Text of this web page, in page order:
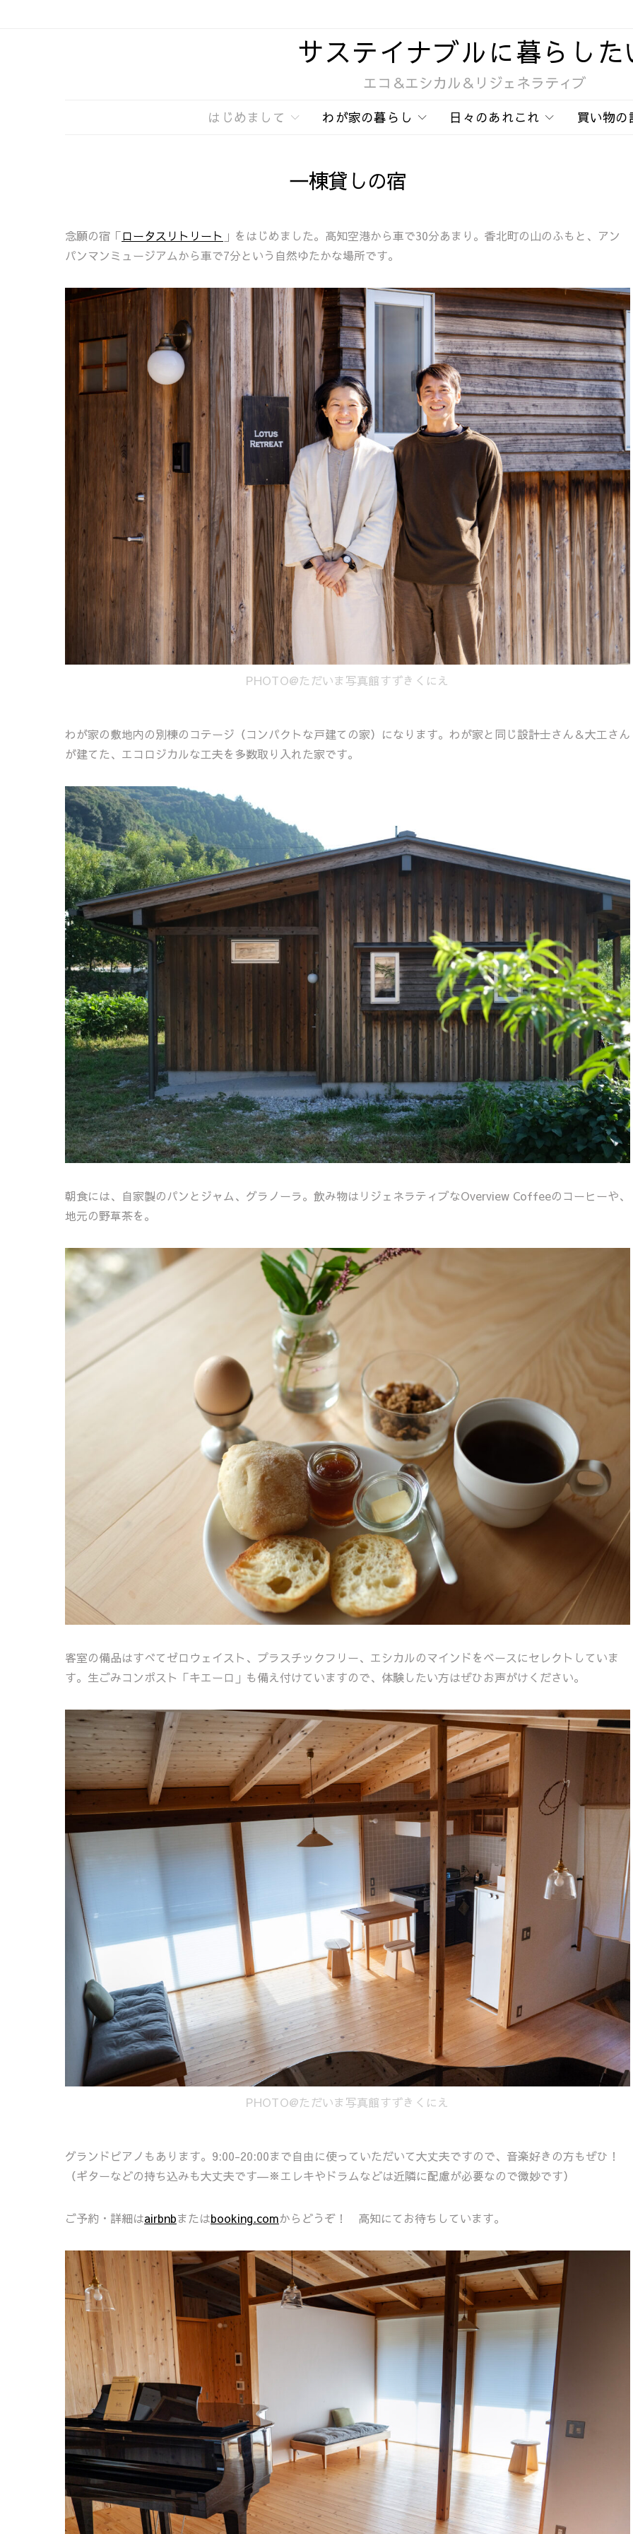
サステイナブルに暮らした
エコ＆エシカル＆リジェネラティブ
はじめまして わが家の暮らし 日々のあれこれ 買い物の
一棟貸しの宿
念願の宿「ロータスリトリート 」をはじめました。高知空港から車で30分あまり。香北町の山のふもと、アン
パンマンミュージアムから車で7分という自然ゆたかな場所です。
PHOTO@ただいま写真館すずきくにえ
わが家の敷地内の別棟のコテージ（コンパクトな戸建ての家）になります。わが家と同じ設計士さん＆大工さん
が建てた、エコロジカルな工夫を多数取り入れた家です。
朝食には、自家製のパンとジャム、グラノーラ。飲み物はリジェネラティブなOverview Coffeeのコーヒーや、
地元の野草茶を。
客室の備品はすべてゼロウェイスト、プラスチックフリー、エシカルのマインドをベースにセレクトしていま
す。生ごみコンポスト「キエーロ」も備え付けていますので、体験したい方はぜひお声がけください。
PHOTO@ただいま写真館すずきくにえ
グランドピアノもあります。9:00-20:00まで自由に使っていただいて大丈夫ですので、音楽好きの方もぜひ！
（ギターなどの持ち込みも大丈夫です―※エレキやドラムなどは近隣に配慮が必要なので微妙です）
ご予約・詳細はairbnbまたはbooking.comからどうぞ！ 高知にてお待ちしています。